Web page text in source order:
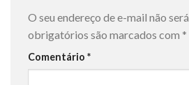
O seu endereço de e-mail não
obrigatórios são marcados com *
Comentário *